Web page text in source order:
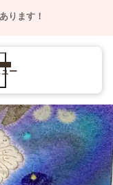
ります！
ー